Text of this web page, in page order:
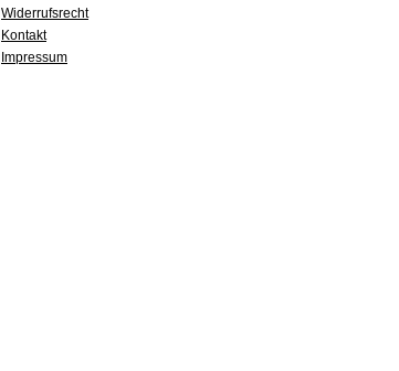
Widerrufsrecht
Kontakt
Impressum